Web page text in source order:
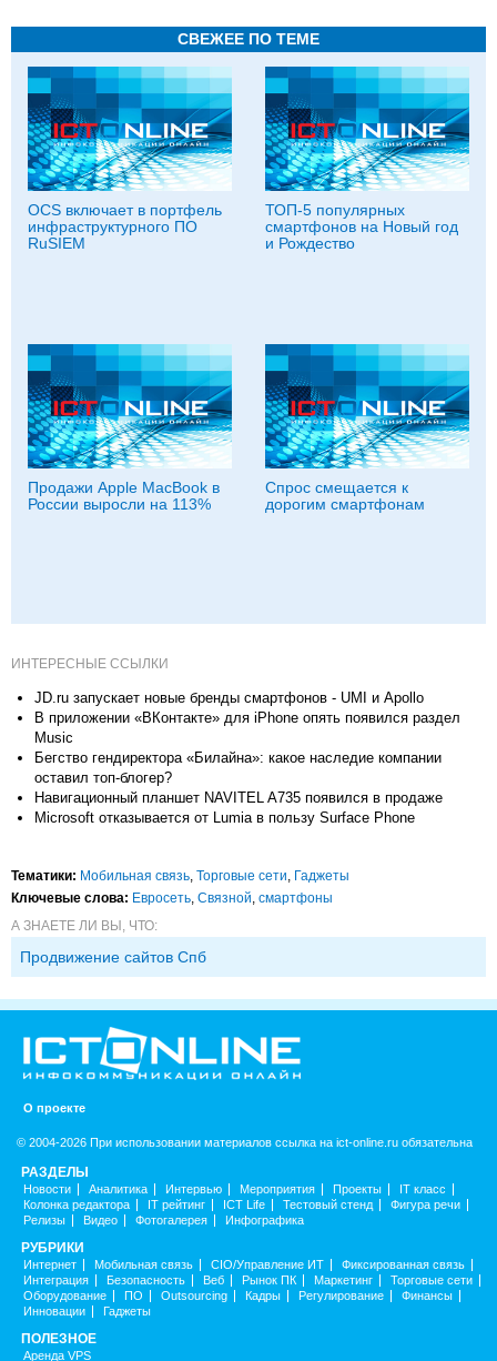
СВЕЖЕЕ ПО ТЕМЕ
OCS включает в портфель
инфраструктурного ПО
RuSIEM
ТОП-5 популярных
смартфонов на Новый год
и Рождество
Продажи Apple MacBook в
России выросли на 113%
Спрос смещается к
дорогим смартфонам
ИНТЕРЕСНЫЕ ССЫЛКИ
JD.ru запускает новые бренды смартфонов - UMI и Apollo
В приложении «ВКонтакте» для iPhone опять появился раздел
Music
Бегство гендиректора «Билайна»: какое наследие компании
оставил топ-блогер?
Навигационный планшет NAVITEL A735 появился в продаже
Microsoft отказывается от Lumia в пользу Surface Phone
Тематики: Мобильная связь Торговые сети Гаджеты
Ключевые слова: Евросеть Связной смартфоны
А ЗНАЕТЕ ЛИ ВЫ, ЧТО:
Продвижение сайтов Спб
О проекте
© 2004-2026 При использовании материалов ссылка на ict-online.ru обязательна
РАЗДЕЛЫ
Новости Аналитика Интервью Мероприятия Проекты
IT класс
Колонка редактора
IT рейтинг ICT Life Тестовый стенд
Фигура речи
Релизы
Видео Фотогалерея Инфографика
РУБРИКИ
Интернет Мобильная связь CIO/Управление ИТ
Фиксированная связь
Интеграция
Безопасность Веб Рынок ПК Маркетинг
Торговые сети
Оборудование
ПО Outsourcing Кадры Регулирование
Финансы
Инновации
Гаджеты
ПОЛЕЗНОЕ
Аренда VPS